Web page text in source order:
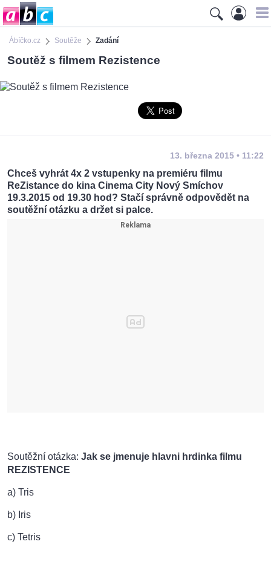
Ábíčko.cz Soutěže Zadání
Soutěž s filmem Rezistence
13. března 2015 • 11:22
Chceš vyhrát 4x 2 vstupenky na premiéru filmu
ReZistance do kina Cinema City Nový Smíchov
19.3.2015 od 19.30 hod? Stačí správně odpovědět na
soutěžní otázku a držet si palce.
Soutěžní otázka: Jak se jmenuje hlavni hrdinka filmu
REZISTENCE
a) Tris
b) Iris
c) Tetris